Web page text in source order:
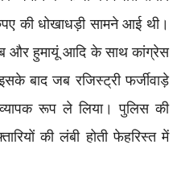
की धोखाधड़ी सामने आई थी।
और हुमायूं आदि के साथ कांग्रेस
बाद जब रजिस्ट्री फर्जीवाड़े
रूप ले लिया। पुलिस की
की लंबी होती फेहरिस्त में